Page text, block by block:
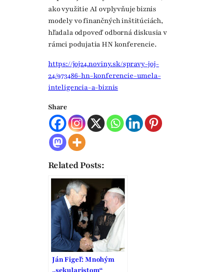
ako využitie AI ovplyvňuje biznis
modely vo finančných inštitúciách,
hľadala odpoveď odborná diskusia v
rámci podujatia HN konferencie.
https://joj24.noviny.sk/spravy-joj-
24/973486-hn-konferencie-umela-
inteligencia-a-biznis
Share
Related Posts:
Ján Figeľ: Mnohým